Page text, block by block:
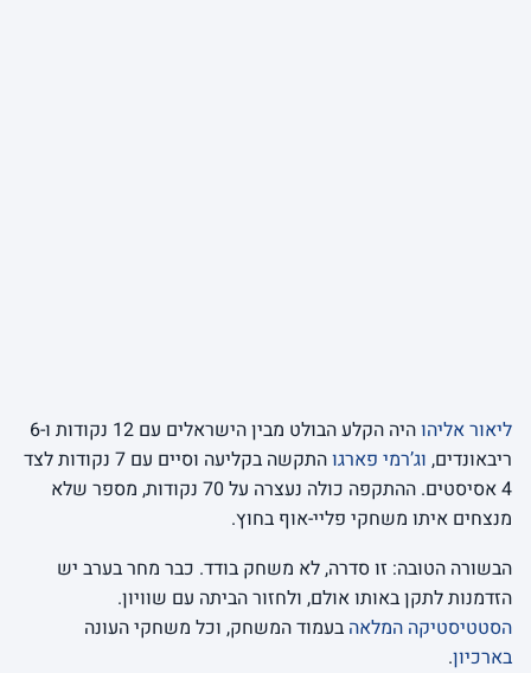
ליאור אליהו
היה הקלע הבולט מבין הישראלים עם 12 נקודות ו-6
ריבאונדים, וג’רמי פארגו
התקשה בקליעה וסיים עם 7 נקודות לצד
4 אסיסטים. ההתקפה כולה נעצרה על 70 נקודות, מספר שלא
מנצחים איתו משחקי פליי-אוף בחוץ.
הבשורה הטובה: זו סדרה, לא משחק בודד. כבר מחר בערב יש
הזדמנות לתקן באותו אולם, ולחזור הביתה עם שוויון.
הסטטיסטיקה המלאה בעמוד המשחק, וכל משחקי העונה
בארכיון.